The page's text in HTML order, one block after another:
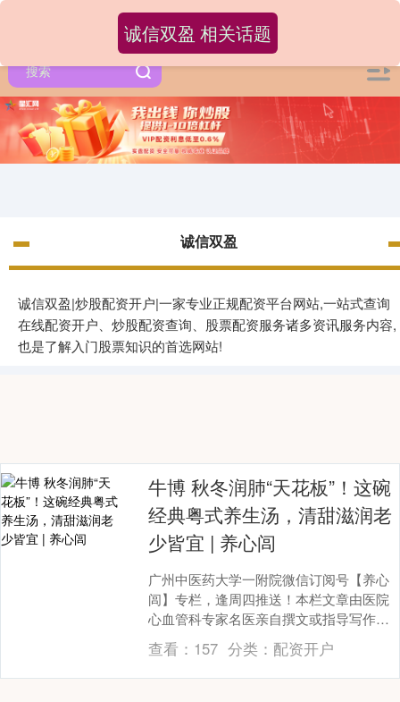
诚信双盈
诚信双盈|炒股配资开户|一家专业正规配资平台网站,一站式查询
在线配资开户、炒股配资查询、股票配资服务诸多资讯服务内容,
也是了解入门股票知识的首选网站!
诚信双盈 相关话题
牛博 秋冬润肺“天花板”！这碗
经典粤式养生汤，清甜滋润老
少皆宜 | 养心闾
广州中医药大学一附院微信订阅号【养心
闾】专栏，逢周四推送！本栏文章由医院
心血管科专家名医亲自撰文或指导写作，
内容涉及众多心血管科常见病的科普讲解
与防治建议牛博，....
查看： 157 分类： 配资开户